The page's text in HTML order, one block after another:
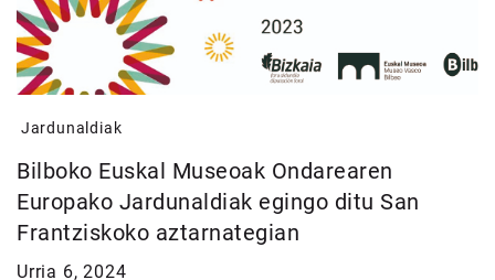
Jardunaldiak
Bilboko Euskal Museoak Ondarearen
Europako Jardunaldiak egingo ditu San
Frantziskoko aztarnategian
Urria 6, 2024